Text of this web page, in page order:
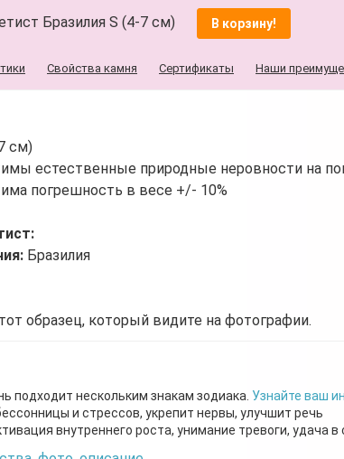
Бразилия S (4-7 см) В корзину!
Свойства камня Сертификаты Наши
см)
естественные природные неровности на
погрешность в весе +/- 10%
Бразилия
образец, который видите на фотографии.
подходит нескольким знакам зодиака. Узнайте ваш
и стрессов, укрепит нервы, улучшит речь
внутреннего роста, унимание тревоги, удача